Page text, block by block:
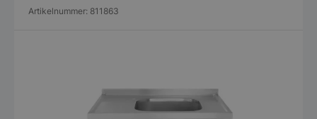
Artikelnummer: 811863